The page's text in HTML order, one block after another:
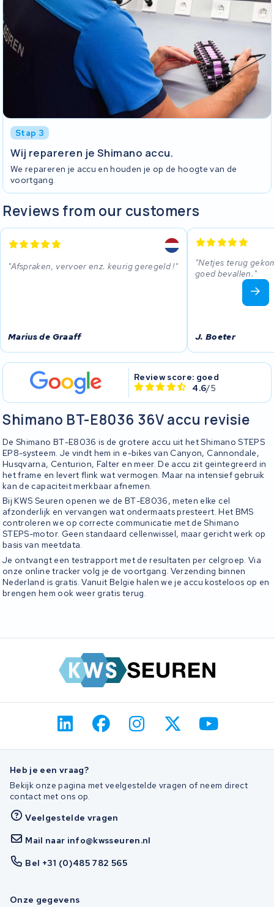
Stap 3
Wij repareren je Shimano accu.
We repareren je accu en houden je op de hoogte van de
voortgang.
Reviews from our customers
Afspraken, vervoer enz. keurig geregeld !
Marius de Graaff
Netjes terug
goed bevallen.
J. Boeter
Review score: goed
4.6/5
Shimano BT-E8036 36V accu revisie
De Shimano BT-E8036 is de grotere accu uit het Shimano STEPS
EP8-systeem. Je vindt hem in e-bikes van Canyon, Cannondale,
Husqvarna, Centurion, Falter en meer. De accu zit geintegreerd in
het frame en levert flink wat vermogen. Maar na intensief gebruik
kan de capaciteit merkbaar afnemen.
Bij KWS Seuren openen we de BT-E8036, meten elke cel
afzonderlijk en vervangen wat ondermaats presteert. Het BMS
controleren we op correcte communicatie met de Shimano
STEPS-motor. Geen standaard cellenwissel, maar gericht werk op
basis van meetdata.
Je ontvangt een testrapport met de resultaten per celgroep. Via
onze online tracker volg je de voortgang. Verzending binnen
Nederland is gratis. Vanuit Belgie halen we je accu kosteloos op en
brengen hem ook weer gratis terug.
Heb je een vraag?
Bekijk onze pagina met veelgestelde vragen of neem direct
contact met ons op.
Veelgestelde vragen
Mail naar info@kwsseuren.nl
Bel +31 (0)485 782 565
Onze gegevens